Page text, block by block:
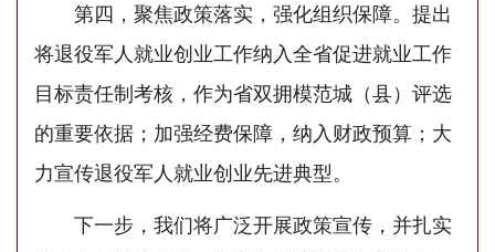
第四，聚焦政策落实，强化组织保障。提出
将退役军人就业创业工作纳入全省促进就业工作
目标责任制考核，作为省双拥模范城（县）评选
的重要依据；加强经费保障，纳入财政预算；大
力宣传退役军人就业创业先进典型。
下一步，我们将广泛开展政策宣传，并扎实